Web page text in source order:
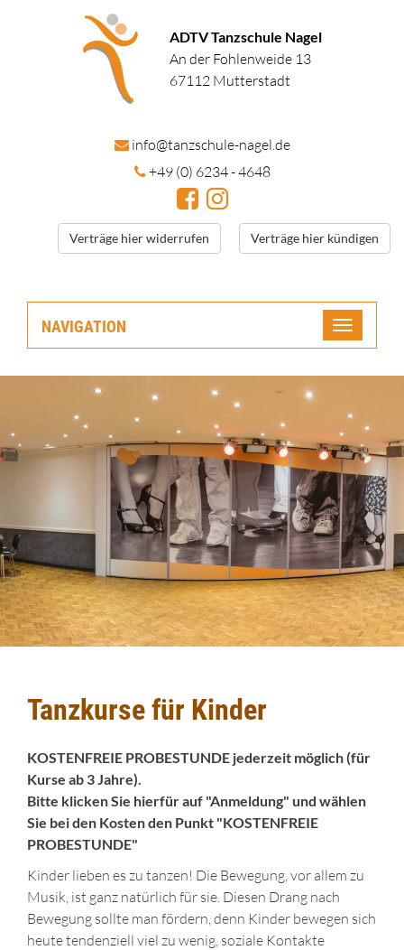
ADTV Tanzschule Nagel
An der Fohlenweide 13
67112 Mutterstadt
info@tanzschule-nagel.de
+49 (0) 6234 - 4648
Verträge hier widerrufen Verträge hier kündigen
NAVIGATION
Toggle
Tanzkurse für Kinder
KOSTENFREIE PROBESTUNDE jederzeit möglich (für
Kurse ab 3 Jahre).
Bitte klicken Sie hierfür auf "Anmeldung" und wählen
Sie bei den Kosten den Punkt "KOSTENFREIE
PROBESTUNDE"
Kinder lieben es zu tanzen! Die Bewegung, vor allem zu
Musik, ist ganz natürlich für sie. Diesen Drang nach
Bewegung sollte man fördern, denn Kinder bewegen sich
heute tendenziell viel zu wenig, soziale Kontakte